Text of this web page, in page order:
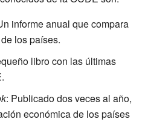
informe anual que compara
los países.
libro con las últimas
: Publicado dos veces al año,
económica de los países